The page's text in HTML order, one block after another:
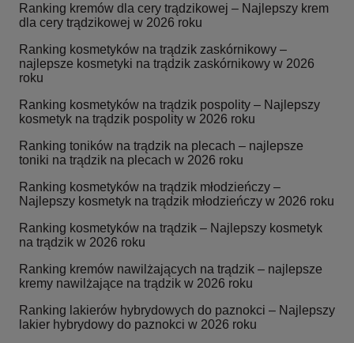
Ranking kremów dla cery trądzikowej – Najlepszy krem
dla cery trądzikowej w 2026 roku
Ranking kosmetyków na trądzik zaskórnikowy –
najlepsze kosmetyki na trądzik zaskórnikowy w 2026
roku
Ranking kosmetyków na trądzik pospolity – Najlepszy
kosmetyk na trądzik pospolity w 2026 roku
Ranking toników na trądzik na plecach – najlepsze
toniki na trądzik na plecach w 2026 roku
Ranking kosmetyków na trądzik młodzieńczy –
Najlepszy kosmetyk na trądzik młodzieńczy w 2026 roku
Ranking kosmetyków na trądzik – Najlepszy kosmetyk
na trądzik w 2026 roku
Ranking kremów nawilżających na trądzik – najlepsze
kremy nawilżające na trądzik w 2026 roku
Ranking lakierów hybrydowych do paznokci – Najlepszy
lakier hybrydowy do paznokci w 2026 roku